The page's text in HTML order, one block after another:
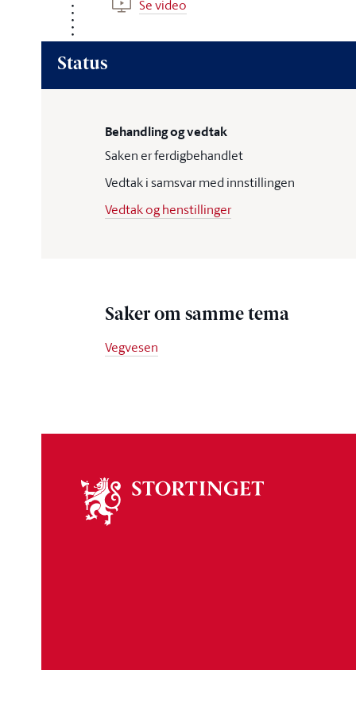
Se video
Status
Behandling og vedtak
Saken er ferdigbehandlet
Vedtak i samsvar med innstillingen
Vedtak og henstillinger
Saker om samme tema
Vegvesen
stortinget